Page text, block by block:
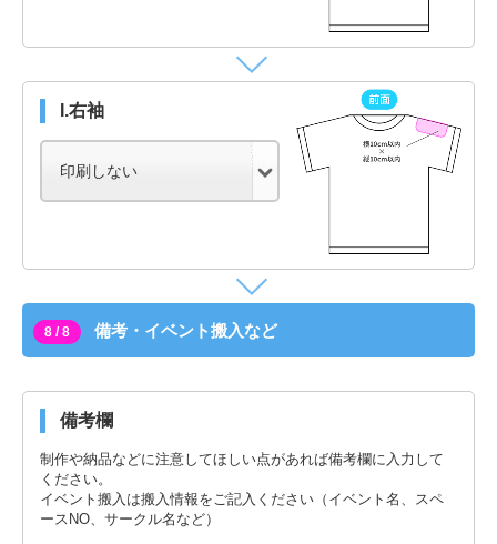
I.右袖
8 / 8 備考・イベント搬入など
備考欄
制作や納品などに注意してほしい点があれば備考欄に入力して
ください。
イベント搬入は搬入情報をご記入ください（イベント名、スペ
ースNO、サークル名など）